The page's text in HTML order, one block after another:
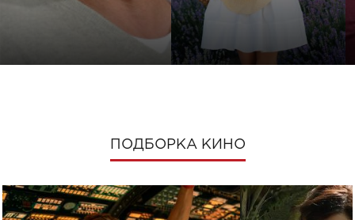
ПОДБОРКА КИНО